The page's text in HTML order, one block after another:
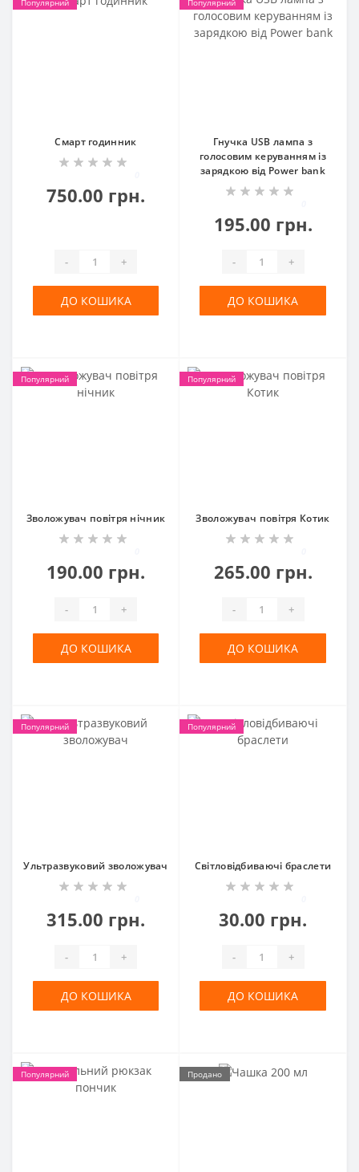
Популярний
Смарт годинник
750.00 грн.
- +
ДО КОШИКА
Популярний
Гнучка USB лампа з
голосовим керуванням із
зарядкою від Power bank
195.00 грн.
- +
ДО КОШИКА
Популярний
Зволожувач повітря нічник
190.00 грн.
- +
ДО КОШИКА
Популярний
Зволожувач повітря Котик
265.00 грн.
- +
ДО КОШИКА
Популярний
Ультразвуковий зволожувач
315.00 грн.
- +
ДО КОШИКА
Популярний
Світловідбиваючі браслети
30.00 грн.
- +
ДО КОШИКА
Популярний Продано